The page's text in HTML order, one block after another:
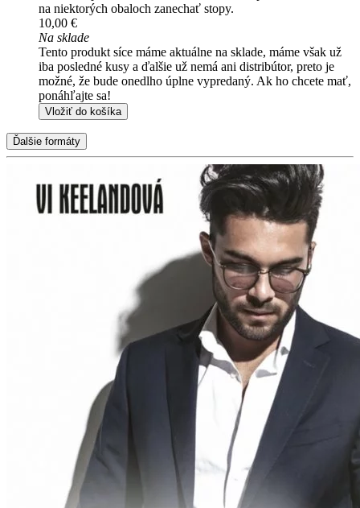
na niektorých obaloch zanechať stopy.
10,00 €
Na sklade
Tento produkt síce máme aktuálne na sklade, máme však už
iba posledné kusy a ďalšie už nemá ani distribútor, preto je
možné, že bude onedlho úplne vypredaný. Ak ho chcete mať,
ponáhľajte sa!
Vložiť do košíka
Ďalšie formáty